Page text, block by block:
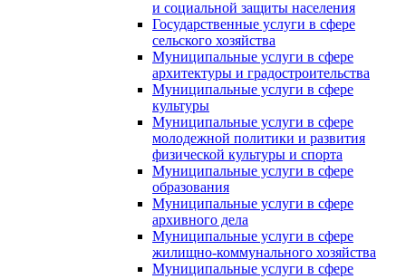
и социальной защиты населения
Государственные услуги в сфере
сельского хозяйства
Муниципальные услуги в сфере
архитектуры и градостроительства
Муниципальные услуги в сфере
культуры
Муниципальные услуги в сфере
молодежной политики и развития
физической культуры и спорта
Муниципальные услуги в сфере
образования
Муниципальные услуги в сфере
архивного дела
Муниципальные услуги в сфере
жилищно-коммунального хозяйства
Муниципальные услуги в сфере